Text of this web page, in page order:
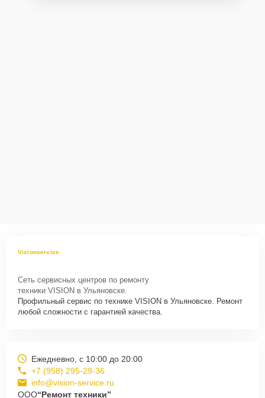
Visionservice
Сеть сервисных центров по ремонту
техники VISION в Ульяновске.
Профильный сервис по технике VISION в Ульяновске. Ремонт
любой сложности с гарантией качества.
Ежедневно, с 10:00 до 20:00
+7 (958) 295-29-36
info@vision-service.ru
ООО“Ремонт техники”